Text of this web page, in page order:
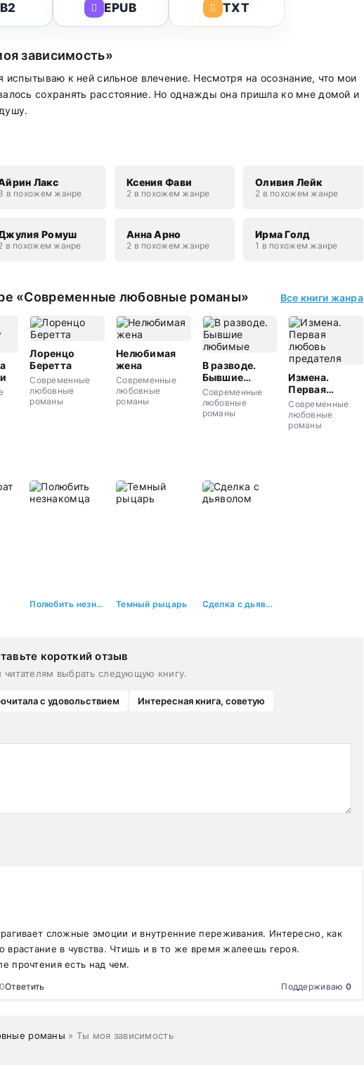
EPUB TXT
зависимость»
испытываю к ней сильное влечение. Несмотря на осознание, что мои
сохранять расстояние. Но однажды она пришла ко мне домой и
Лакс
в похожем жанре
Ксения Фави
2 в похожем жанре
Оливия Лейк
2 в похожем жанре
Ромуш
в похожем жанре
Анна Арно
2 в похожем жанре
Ирма Голд
1 в похожем жанре
«Современные любовные романы» Все книги жанра
Лоренцо
Беретта
Современные
любовные
романы
Нелюбимая
жена
Современные
любовные
романы
В разводе.
Бывшие
любимые
Современные
любовные
романы
Измена.
Первая
любовь
предателя
Современные
любовные
романы
Полюбить незнакомца Темный рыцарь Сделка с дьяволом
короткий отзыв
выбрать следующую книгу.
с удовольствием
Интересная книга, советую
сложные эмоции и внутренние переживания. Интересно, как
врастание в чувства. Чтишь и в то же время жалеешь героя.
прочтения есть над чем.
Ответить Поддерживаю 0
романы » Ты моя зависимость